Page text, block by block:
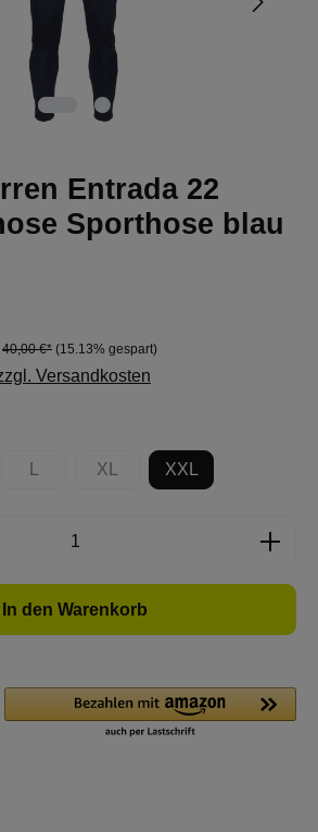
Entrada 22
Sporthose blau
40,00 €* (15.13% gespart)
Versandkosten
nicht verfügbar.)
(Diese Option ist zurzeit nicht verfügbar.)
XL
(Diese Option ist zurzeit nicht
XXL
Gib den gewünschten
In den Warenkorb